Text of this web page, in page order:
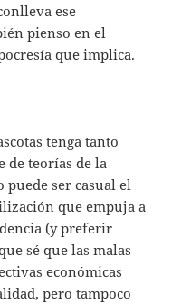
ese
pienso en el
que implica.
tenga tanto
de teorías de la
ser casual el
que empuja a
(y preferir
sé que las malas
económicas
pero tampoco